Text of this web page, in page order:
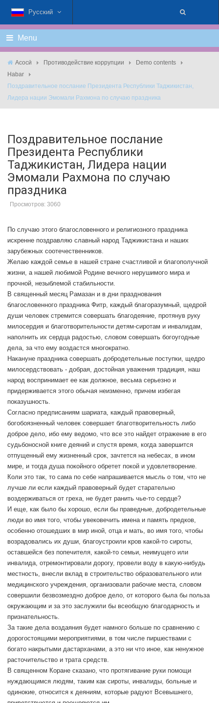
Русский
Menu
Асосӣ Противодействие коррупции
Demo contents
Habar
Поздравительное послание Президента Республики Таджикистан,
Лидера нации Эмомали Рахмона по случаю праздника
Поздравительное послание
Президента Республики
Таджикистан, Лидера нации
Эмомали Рахмона по случаю
праздника
Просмотров: 3060
По случаю этого благословенного и религиозного праздника
искренне поздравляю славный народ Таджикистана и наших
зарубежных соотечественников.
Желаю каждой семье в нашей стране счастливой и благополучной
жизни, а нашей любимой Родине вечного нерушимого мира и
прочной, незыблемой стабильности.
В священный месяц Рамазан и в дни празднования
благословенного праздника Фитр, каждый благоразумный, щедрой
души человек стремится совершать благодеяние, протянув руку
милосердия и благотворительности детям-сиротам и инвалидам,
наполнить их сердца радостью, словом совершать богоугодные
дела, за что ему воздастся многократно.
Накануне праздника совершать добродетельные поступки, щедро
милосердствовать - добрая, достойная уважения традиция, наш
народ воспринимает ее как должное, весьма серьезно и
придерживается этого обычая неизменно, причем избегая
показушность.
Согласно предписаниям шариата, каждый правоверный,
богобоязненный человек совершает благотворительность либо
доброе дело, ибо ему ведомо, что все это найдет отражение в его
судьбоносной книге деяний и спустя время, когда завершится
отпущенный ему жизненный срок, зачтется на небесах, в ином
мире, и тогда душа покойного обретет покой и удовлетворение.
Коли это так, то сама по себе напрашивается мысль о том, что не
лучше ли если каждый правоверный будет старательно
воздерживаться от греха, не будет ранить чье-то сердце?
И еще, как было бы хорошо, если бы праведные, добродетельные
люди во имя того, чтобы увековечить имена и память предков,
особенно отошедших в мир иной, отца и мать, во имя того, чтобы
возрадовались их души, благоустроили кров какой-то сироты,
оставшейся без попечителя, какой-то семьи, неимущего или
инвалида, отремонтировали дорогу, провели воду в какую-нибудь
местность, внесли вклад в строительство образовательного или
медицинского учреждения, организовали рабочие места, словом
совершили безвозмездно доброе дело, от которого была бы польза
окружающим и за это заслужили бы всеобщую благодарность и
признательность.
За такие дела воздаяния будет намного больше по сравнению с
дорогостоящими мероприятиями, в том числе пиршествами с
богато накрытыми дастарханами, а это ни что иное, как ненужное
расточительство и трата средств.
В священном Коране сказано, что протягивание руки помощи
нуждающимся людям, таким как сироты, инвалиды, больные и
одинокие, относится к деяниям, которые радуют Всевышнего,